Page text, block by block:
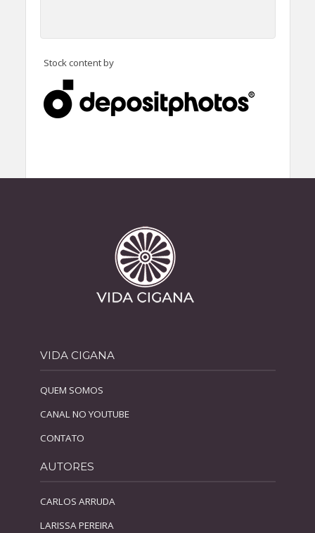
Stock content by
VIDA CIGANA
QUEM SOMOS
CANAL NO YOUTUBE
CONTATO
AUTORES
CARLOS ARRUDA
LARISSA PEREIRA